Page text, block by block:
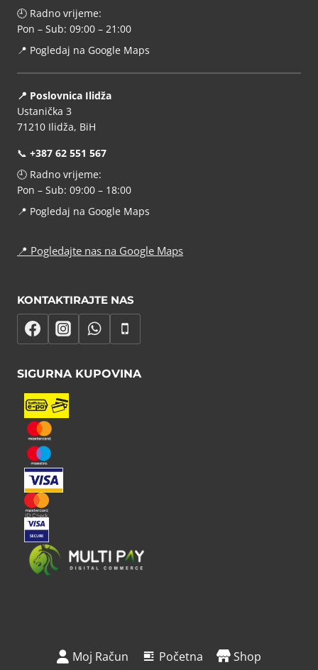
🕘 Radno vrijeme:
Pon – Sub: 09:00 – 21:00
📍 Pogledaj na Google Maps
📍 Poslovnica Ilidža
Ustanička 3
71210 Ilidža, BiH
📞 +387 62 551 567
🕘 Radno vrijeme:
Pon – Sub: 09:00 – 18:00
📍 Pogledaj na Google Maps
📍 Pogledajte nas na Google Maps
KONTAKTIRAJTE NAS
SIGURNA KUPOVINA
Moj Račun Početna Shop